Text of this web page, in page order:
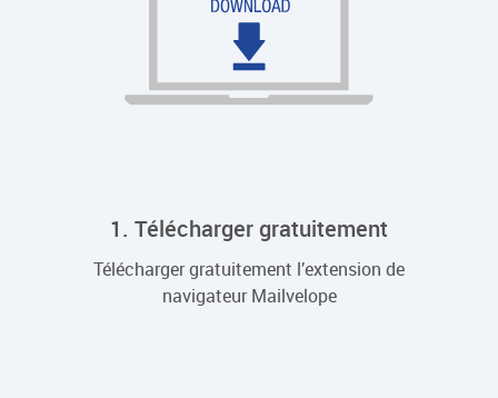
1. Télécharger gratuitement
Télécharger gratuitement l’extension de
navigateur Mailvelope